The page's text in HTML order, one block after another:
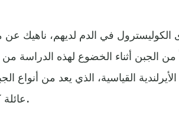
في الدم لديهم، ناهيك عن
القياسية، الذي يعد من أنواع
عائلة كاملة من محبي الجبن.